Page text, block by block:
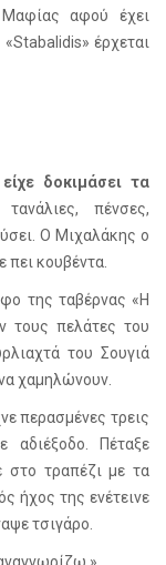
αφού έχει
«Stabalidis» έρχεται
είχε δοκιμάσει τα
πένσες,
Ο Μιχαλάκης ο
πει κουβέντα.
της ταβέρνας «Η
τους πελάτες του
του Σουγιά
χαμηλώνουν.
περασμένες τρεις
αδιέξοδο. Πέταξε
στο τραπέζι με τα
ήχος της ενέτεινε
τσιγάρο.